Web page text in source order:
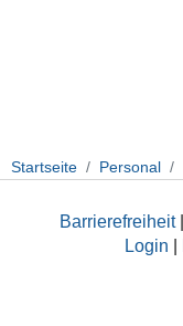
Startseite Personal
Barrierefreiheit|
Login